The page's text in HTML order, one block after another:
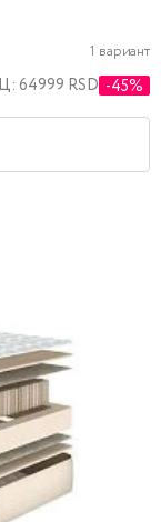
1 вариант
64999 RSD -45%